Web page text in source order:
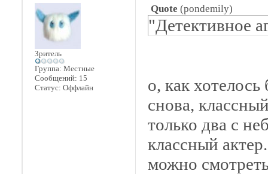
Зритель
Группа: Местные
Сообщений: 15
Статус: Оффлайн
Quote (pondemily)
"Детективное
о, как
снова,
только два с
классный
можно